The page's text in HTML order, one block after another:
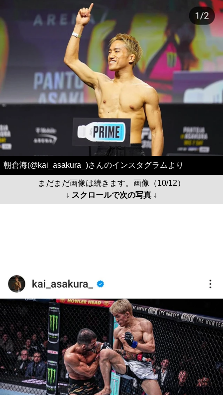
朝倉海(@kai_asakura_)さんのインスタグラムより
まだまだ画像は続きます。画像（10/12）
↓ スクロールで次の写真 ↓